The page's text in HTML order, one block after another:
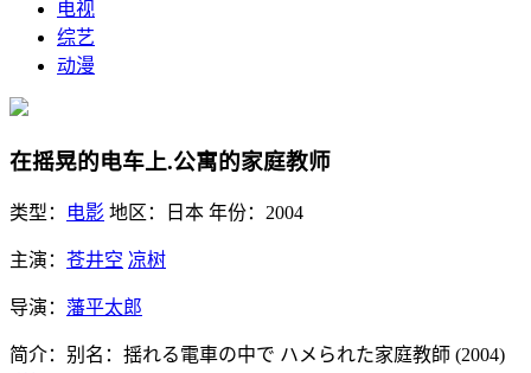
电视
综艺
动漫
在摇晃的电车上.公寓的家庭教师
类型： 电影 地区： 日本 年份： 2004
主演： 苍井空 凉树
导演： 藩平太郎
简介： 别名：揺れる電車の中で ハメられた家庭教師 (2004)